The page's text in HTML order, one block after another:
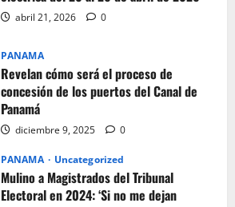
abril 21, 2026 0
PANAMA
Revelan cómo será el proceso de
concesión de los puertos del Canal de
Panamá
diciembre 9, 2025 0
PANAMA Uncategorized
Mulino a Magistrados del Tribunal
Electoral en 2024: ‘Si no me dejan